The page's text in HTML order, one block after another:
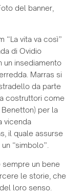
del banner,
“La vita va così”
di Ovidio
un insediamento
Marras si
da parte
costruttori come
per la
vicenda
il quale assurse
“simbolo”.
sempre un bene
le storie, che
loro senso.